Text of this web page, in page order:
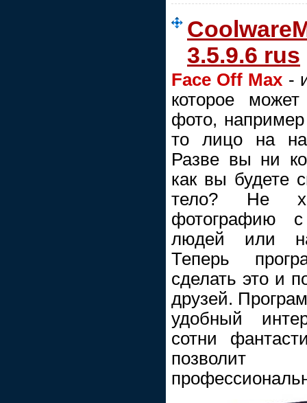
3.5.9.6 rus
Face Off Max -
которое
фото,
то лицо на
Разве вы ни
как вы будете
тело? Не
фотографию с
людей или
Теперь
сделать это и
друзей.
удобный
сотни
позволит